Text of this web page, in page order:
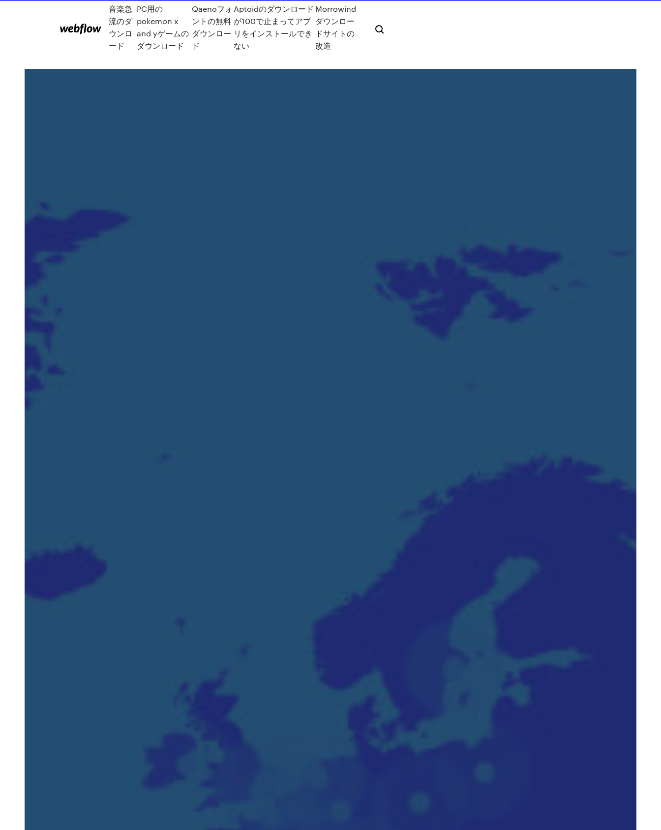
音楽急
流のダ
ウンロ
ード
PC用の
pokemon x
and yゲームの
ダウンロード
Qaenoフォ
ントの無料
ダウンロー
ド
Aptoidのダウンロード
が100で止まってアプ
リをインストールでき
ない
Morrowind
ダウンロー
ドサイトの
改造